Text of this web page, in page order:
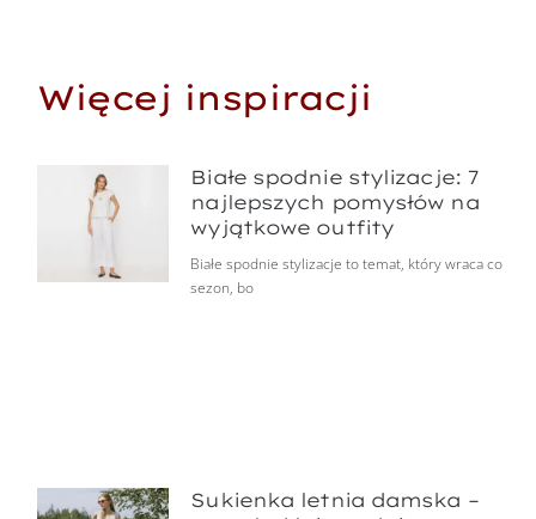
Więcej inspiracji
Białe spodnie stylizacje: 7
najlepszych pomysłów na
wyjątkowe outfity
Białe spodnie stylizacje to temat, który wraca co
sezon, bo
Sukienka letnia damska –